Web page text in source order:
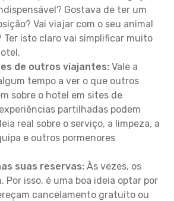
Gostava de ter um
Vai viajar com o seu animal
Ter isto claro vai simplificar muito
de outros viajantes: Vale a
tempo a ver o que outros
sobre o hotel em sites de
partilhadas podem
real sobre o serviço, a limpeza, a
e outros pormenores
suas reservas: Às vezes, os
Por isso, é uma boa ideia optar por
cancelamento gratuito ou